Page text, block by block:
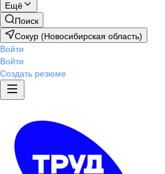
Ещё
Поиск
Сокур (Новосибирская область)
Войти
Войти
Создать резюме